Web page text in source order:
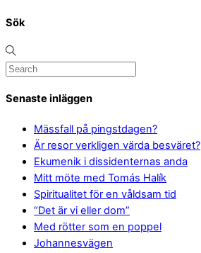
Sök
Senaste inläggen
Mässfall på pingstdagen?
Är resor verkligen värda besväret?
Ekumenik i dissidenternas anda
Mitt möte med Tomás Halík
Spiritualitet för en våldsam tid
“Det är vi eller dom”
Med rötter som en poppel
Johannesvägen